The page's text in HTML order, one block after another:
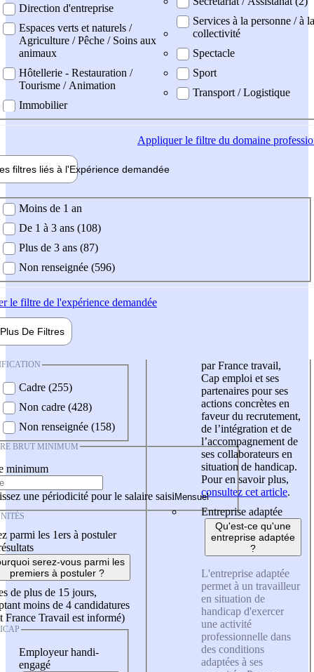
Direction d'entreprise
Espaces verts et naturels /
Agriculture / Pêche / Soins aux
animaux
Hôtellerie - Restauration /
Tourisme / Animation
Immobilier
Services à la personne / à la
collectivité
Spectacle
Sport
Transport / Logistique
Appliquerle filtre du domaine
filtres liés à l'Expérience demandée
demandée
Moins de 1 an
De 1 à 3 ans (108)
Plus de 3 ans (87)
Non renseignée (596)
le filtre de l'expérience demandée
Plus De Filtres
Cadre (255)
Non cadre (428)
Non renseignée (158)
BRUT MINIMUM
minimum
une périodicité pour le salaire saisi
parmi les 1ers à postuler
serez-vous parmi les
premiers à postuler ?
de plus de 15 jours,
moins de 4 candidatures
France Travail est informé)
Employeur handi-
engagé
par France travail,
Cap emploi et ses
partenaires pour ses
actions concrètes en
faveur du recrutement,
de l’intégration et de
l’accompagnement de
ses collaborateurs en
situation de handicap.
Pour en savoir plus,
consultez cet article.
Entreprise adaptée
Qu'est-ce qu'une
entreprise adaptée
?
L'entreprise adaptée
permet à un travailleur
en situation de
handicap d'exercer
une activité
professionnelle dans
des conditions
adaptées à ses